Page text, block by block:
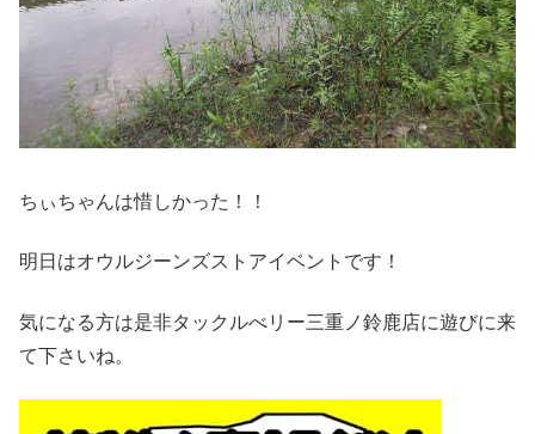
ちぃちゃんは惜しかった！！
明日はオウルジーンズストアイベントです！
気になる方は是非タックルべリー三重ノ鈴鹿店に遊びに来
て下さいね。